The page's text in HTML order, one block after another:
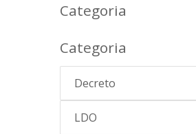
Categoria
Categoria
Decreto
LDO